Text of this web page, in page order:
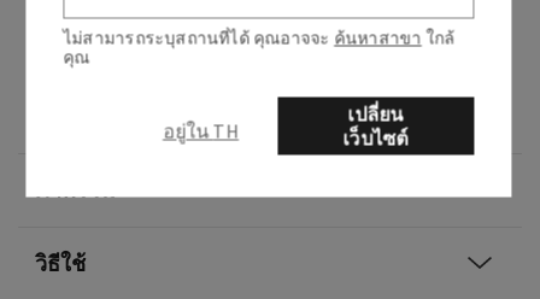
กลิ่นหอมอย่างไร: ตะกร้าซักผ้า สดใหม่จากราว
ตากผ้า
โน้ต: อากาศบริสุทธิ์ กลิ่นยูคาลิปตัสสดชื่น และ
ดอกลาเวนเดอร์อันนุ่มนวล
ภาพรวม
วิธีใช้
ไม่สามารถระบุสถานที่ได้ คุณอาจจะ ค้นหาสาขา ใกล้
คุณ
อยู่ใน TH
เปลี่ยน
เว็บไซต์